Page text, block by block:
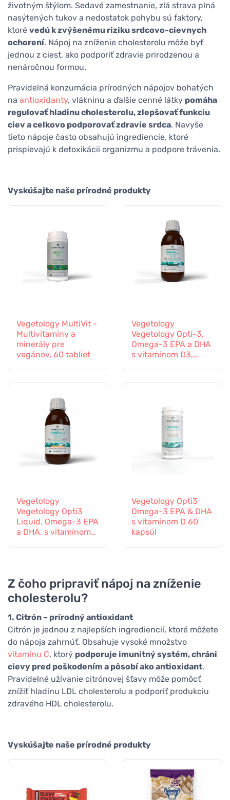
životným štýlom. Sedavé zamestnanie, zlá strava plná
nasýtených tukov a nedostatok pohybu sú faktory,
ktoré vedú k zvýšenému riziku srdcovo-cievnych
ochorení. Nápoj na zníženie cholesterolu môže byť
jednou z ciest, ako podporiť zdravie prirodzenou a
nenáročnou formou.
Pravidelná konzumácia prírodných nápojov bohatých
na antioxidanty, vlákninu a ďalšie cenné látky pomáha
regulovať hladinu cholesterolu, zlepšovať funkciu
ciev a celkovo podporovať zdravie srdca. Navyše
tieto nápoje často obsahujú ingrediencie, ktoré
prispievajú k detoxikácii organizmu a podpore trávenia.
Vyskúšajte naše prírodné produkty
Vegetology MultiVit -
Multivitamíny a
minerály pre
vegánov, 60 tabliet
Vegetology
Vegetology Opti-3,
Omega-3 EPA a DHA
s vitamínom D3,
Vegetology
Vegetology Opti3
Liquid. Omega-3 EPA
a DHA, s vitamínom
Vegetology Opti3
Omega-3 EPA & DHA
s vitamínom D 60
kapsúl
Z čoho pripraviť nápoj na zníženie
cholesterolu?
1. Citrón – prírodný antioxidant
Citrón je jednou z najlepších ingrediencií, ktoré môžete
do nápoja zahrnúť. Obsahuje vysoké množstvo
vitamínu C, ktorý podporuje imunitný systém, chráni
cievy pred poškodením a pôsobí ako antioxidant.
Pravidelné užívanie citrónovej šťavy môže pomôcť
znížiť hladinu LDL cholesterolu a podporiť produkciu
zdravého HDL cholesterolu.
Vyskúšajte naše prírodné produkty